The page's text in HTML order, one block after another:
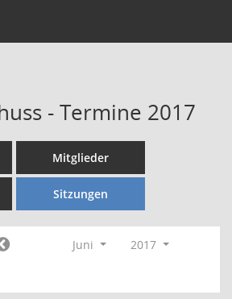
- Termine 2017
Mitglieder
Sitzungen
Juni
2017